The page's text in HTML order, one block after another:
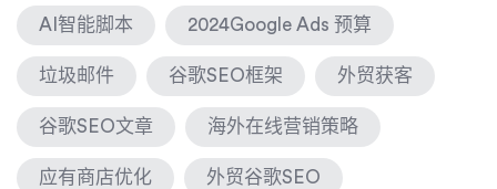
AI智能脚本 2024Google Ads 预算
垃圾邮件 谷歌SEO框架 外贸获客
谷歌SEO文章 海外在线营销策略
应有商店优化 外贸谷歌SEO